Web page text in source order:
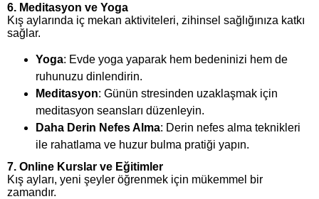
6. Meditasyon ve Yoga
Kış aylarında iç mekan aktiviteleri, zihinsel sağlığınıza katkı
sağlar.
Yoga: Evde yoga yaparak hem bedeninizi hem de
ruhunuzu dinlendirin.
Meditasyon: Günün stresinden uzaklaşmak için
meditasyon seansları düzenleyin.
Daha Derin Nefes Alma: Derin nefes alma teknikleri
ile rahatlama ve huzur bulma pratiği yapın.
7. Online Kurslar ve Eğitimler
Kış ayları, yeni şeyler öğrenmek için mükemmel bir
zamandır.